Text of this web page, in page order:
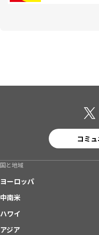
コミ
国と地域
ヨーロッパ
中南米
ハワイ
アジア